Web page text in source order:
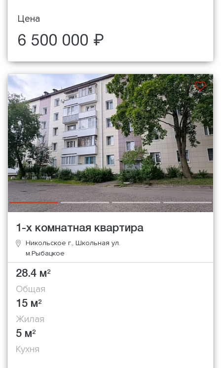
Цена
6 500 000 ₽
1-х комнатная квартира
Никольское г., Школьная ул.
м.Рыбацкое
28.4 м2
Общая
15 м2
Жилая
5 м2
Кухня